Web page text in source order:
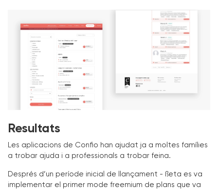
Resultats
Les aplicacions de Confio han ajudat ja a moltes famílies
a trobar ajuda i a professionals a trobar feina.
Després d’un període inicial de llançament - ßeta es va
implementar el primer mode freemium de plans que va